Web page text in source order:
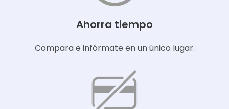
Ahorra tiempo
Compara e infórmate en un único lugar.